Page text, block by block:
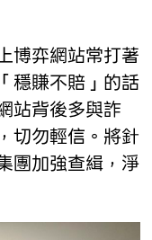
博弈網站常打著
穩賺不賠」的話
站背後多與詐
切勿輕信。將針
團加強查緝，淨